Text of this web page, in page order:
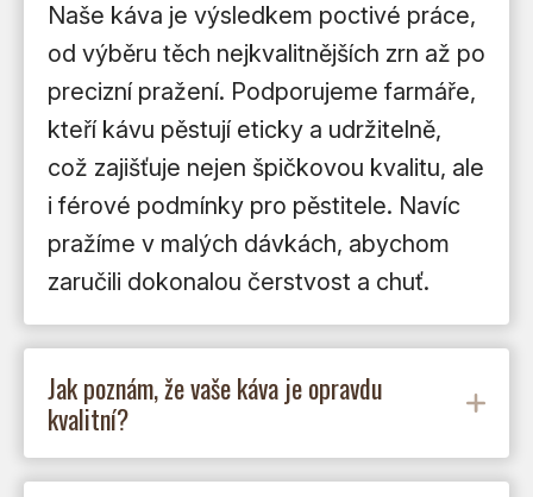
Naše káva je výsledkem poctivé práce,
od výběru těch nejkvalitnějších zrn až po
precizní pražení. Podporujeme farmáře,
kteří kávu pěstují eticky a udržitelně,
což zajišťuje nejen špičkovou kvalitu, ale
i férové podmínky pro pěstitele. Navíc
pražíme v malých dávkách, abychom
zaručili dokonalou čerstvost a chuť.
Jak poznám, že vaše káva je opravdu
kvalitní?